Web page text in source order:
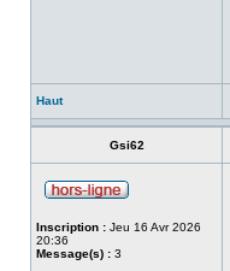
Haut
Gsi62
Inscription : Jeu 16 Avr 2026
20:36
Message(s) : 3